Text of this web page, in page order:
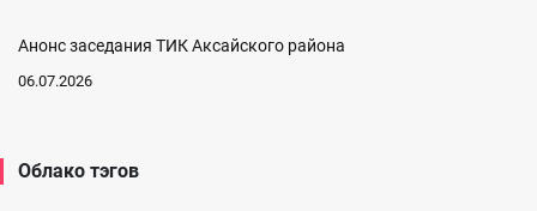
Анонс заседания ТИК Аксайского района
06.07.2026
Облако тэгов